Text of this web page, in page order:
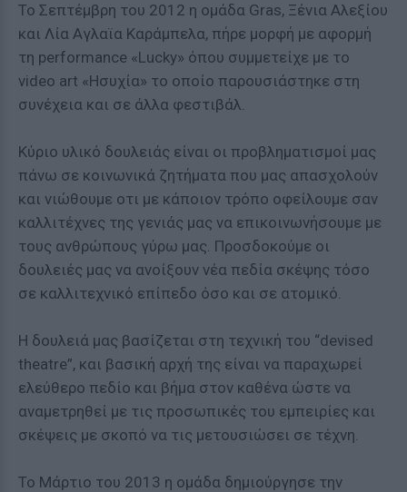
Το Σεπτέμβρη του 2012 η ομάδα Gras, Ξένια Αλεξίου
και Λία Αγλαϊα Καράμπελα, πήρε μορφή με αφορμή
τη performance «Lucky» όπου συμμετείχε με το
video art «Ησυχία» το οποίο παρουσιάστηκε στη
συνέχεια και σε άλλα φεστιβάλ.
Κύριο υλικό δουλειάς είναι οι προβληματισμοί μας
πάνω σε κοινωνικά ζητήματα που μας απασχολούν
και νιώθουμε οτι με κάποιον τρόπο οφείλουμε σαν
καλλιτέχνες της γενιάς μας να επικοινωνήσουμε με
τους ανθρώπους γύρω μας. Προσδοκούμε οι
δουλειές μας να ανοίξουν νέα πεδία σκέψης τόσο
σε καλλιτεχνικό επίπεδο όσο και σε ατομικό.
Η δουλειά μας βασίζεται στη τεχνική του “devised
theatre”, και βασική αρχή της είναι να παραχωρεί
ελεύθερο πεδίο και βήμα στον καθένα ώστε να
αναμετρηθεί με τις προσωπικές του εμπειρίες και
σκέψεις με σκοπό να τις μετουσιώσει σε τέχνη.
Το Μάρτιο του 2013 η ομάδα δημιούργησε την